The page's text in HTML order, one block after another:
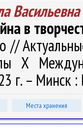
Васильевна
в
//
X
г. – Минск
Места хранения